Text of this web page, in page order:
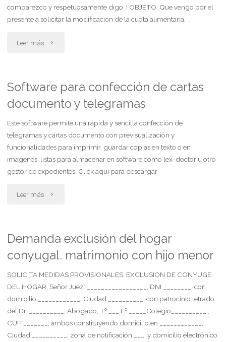
de
comparezco y respetuosamente digo: I OBJETO: Que vengo por el
presente a solicitar la modificación de la cuota alimentaria, …
Leer más "Solicita
disminución
de
alimentaria"
Software para confección de cartas
documento y telegramas
Este software permite una rápida y sencilla confección de
telegramas y cartas documento con previsualización y
funcionalidades para imprimir, guardar copias en texto o en
imágenes, listas para almacenar en software como lex-doctor u otro
gestor de expedientes. Click aquí para descargar
Leer más "Software
confección
de
cartas
y
telegramas"
Demanda exclusión del hogar
conyugal. matrimonio con hijo menor
SOLICITA MEDIDAS PROVISIONALES. EXCLUSION DE CONYUGE
DEL HOGAR. Señor Juez: _________________, DNI ________, con
domicilio ____________, Ciudad __________, con patrocinio letrado
del Dr. __________, Abogado, Tº ___ Fº _____Colegio__________.,
CUIT_______, ambos constituyendo domicilio en ____________,
Ciudad __________, zona de notificación ___, y domicilio electrónico